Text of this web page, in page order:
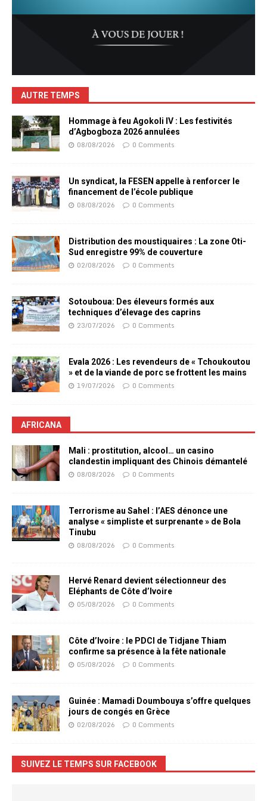
AUTRE TEMPS
Hommage à feu Agokoli IV : Les festivités
d’Agbogboza 2026 annulées
08/08/2026 0 Comments
Un syndicat, la FESEN appelle à renforcer le
financement de l’école publique
08/08/2026 0 Comments
Distribution des moustiquaires : La zone Oti-
Sud enregistre 99% de couverture
02/08/2026 0 Comments
Sotouboua: Des éleveurs formés aux
techniques d’élevage des caprins
23/07/2026 0 Comments
Evala 2026 : Les revendeurs de « Tchoukoutou
» et de la viande de porc se frottent les mains
19/07/2026 0 Comments
AFRICANA
Mali : prostitution, alcool… un casino
clandestin impliquant des Chinois démantelé
08/08/2026 0 Comments
Terrorisme au Sahel : l’AES dénonce une
analyse « simpliste et surprenante » de Bola
Tinubu
08/08/2026 0 Comments
Hervé Renard devient sélectionneur des
Eléphants de Côte d’Ivoire
05/08/2026 0 Comments
Côte d’Ivoire : le PDCI de Tidjane Thiam
confirme sa présence à la fête nationale
05/08/2026 0 Comments
Guinée : Mamadi Doumbouya s’offre quelques
jours de congés en Grèce
02/08/2026 0 Comments
SUIVEZ LE TEMPS SUR FACEBOOK